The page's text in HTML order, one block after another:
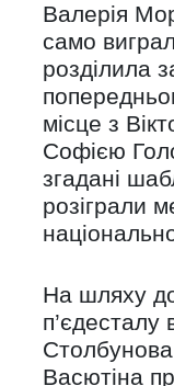
Валерія
само
розділила
місце з
Софією
згадані
розіграли
На шляху
п’єдесталу
Васютіна